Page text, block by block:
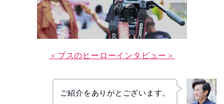
＜ブスのヒーローインタビュー＞
ご紹介をありがとございます。